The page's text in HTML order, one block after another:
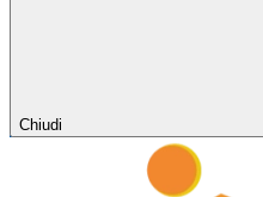
Chiudi